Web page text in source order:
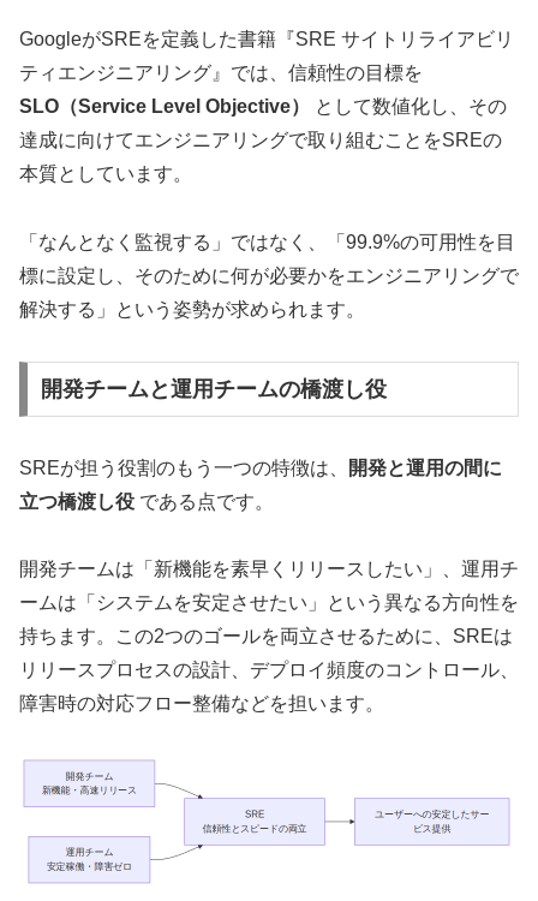
GoogleがSREを定義した書籍『SRE サイトリライアビリ
ティエンジニアリング』では、信頼性の目標を
SLO（Service Level Objective）
として数値化し、その
達成に向けてエンジニアリングで取り組むことをSREの
本質としています。
「なんとなく監視する」ではなく、「99.9%の可用性を目
標に設定し、そのために何が必要かをエンジニアリングで
解決する」という姿勢が求められます。
開発チームと運用チームの橋渡し役
SREが担う役割のもう一つの特徴は、
開発と運用の間に
立つ橋渡し役 である点です。
開発チームは「新機能を素早くリリースしたい」、運用チ
ームは「システムを安定させたい」という異なる方向性を
持ちます。この2つのゴールを両立させるために、SREは
リリースプロセスの設計、デプロイ頻度のコントロール、
障害時の対応フロー整備などを担います。